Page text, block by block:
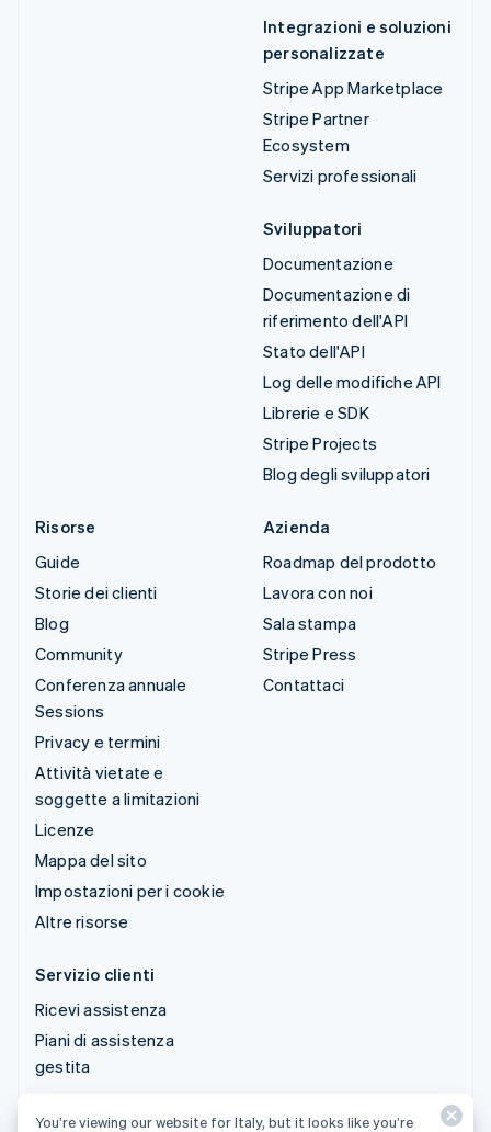
Integrazioni e soluzioni
personalizzate
Stripe App Marketplace
Stripe Partner
Ecosystem
Servizi professionali
Sviluppatori
Documentazione
Documentazione di
riferimento dell'API
Stato dell'API
Log delle modifiche API
Librerie e SDK
Stripe Projects
Blog degli sviluppatori
Risorse
Guide
Storie dei clienti
Blog
Community
Conferenza annuale
Sessions
Privacy e termini
Attività vietate e
soggette a limitazioni
Licenze
Mappa del sito
Impostazioni per i cookie
Altre risorse
Azienda
Roadmap del prodotto
Lavora con noi
Sala stampa
Stripe Press
Contattaci
Servizio clienti
Ricevi assistenza
Piani di assistenza
gestita
© 2026 Stripe, LLC
You’re viewing our website for Italy, but it looks like you’re